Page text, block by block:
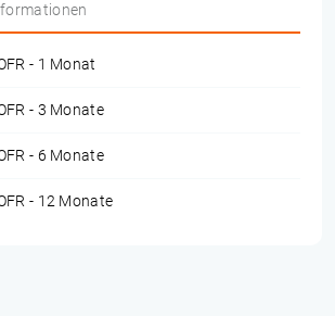
- 1 Monat
- 3 Monate
- 6 Monate
- 12 Monate